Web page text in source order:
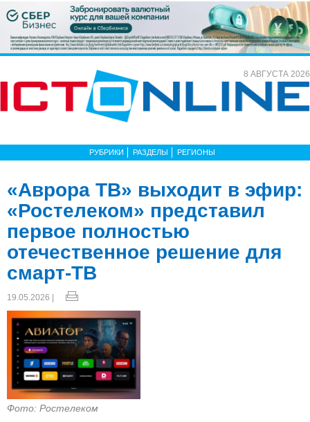
8 АВГУСТА 2026
РУБРИКИ РАЗДЕЛЫ РЕГИОНЫ
«Аврора ТВ» выходит в эфир:
«Ростелеком» представил
первое полностью
отечественное решение для
смарт-ТВ
19.05.2026 |
Фото: Ростелеком